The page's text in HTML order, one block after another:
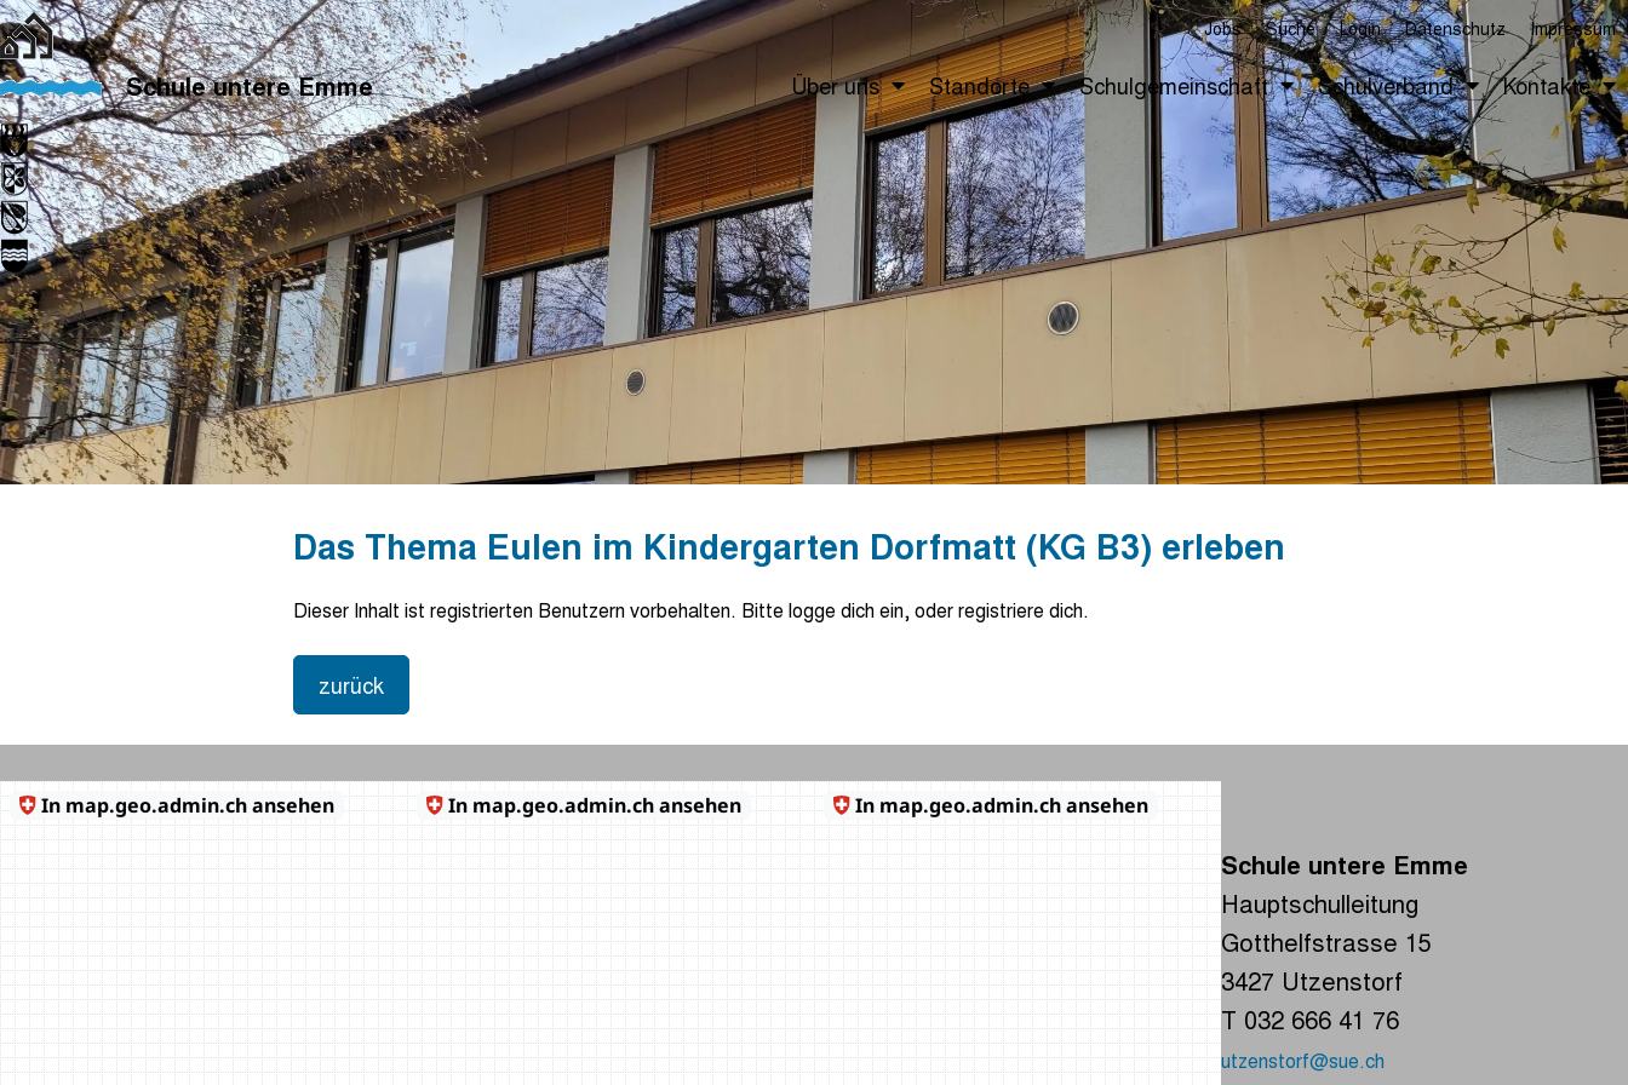
Schule untere Emme
Jobs Suche Login Datenschutz Impressum
Über uns Standorte Schulgemeinschaft Schulverband Kontakte
Das Thema Eulen im Kindergarten Dorfmatt (KG B3) erleben
Dieser Inhalt ist registrierten Benutzern vorbehalten. Bitte logge dich ein, oder registriere dich.
zurück
Schule untere Emme
Hauptschulleitung
Gotthelfstrasse 15
3427 Utzenstorf
T 032 666 41 76
utzenstorf@sue.ch